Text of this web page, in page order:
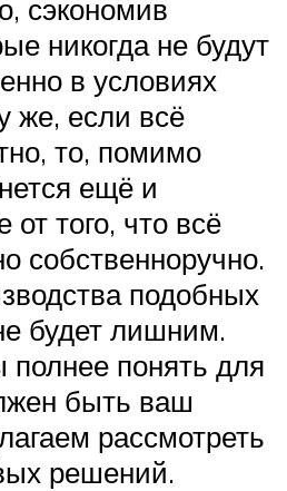
сэкономив
никогда не будут
в условиях
же, если всё
то, помимо
ещё и
от того, что всё
собственноручно.
подобных
будет лишним.
полнее понять для
быть ваш
рассмотреть
решений.